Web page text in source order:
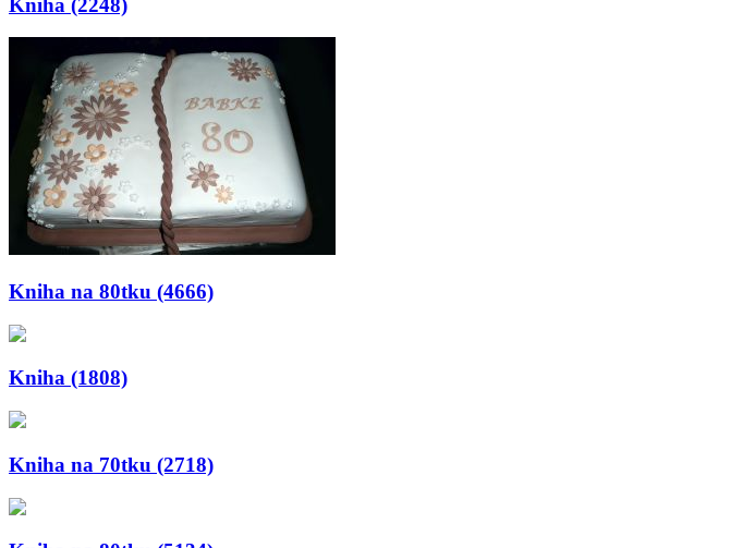
Kniha na 80tku (4666)
Kniha (1808)
Kniha na 70tku (2718)